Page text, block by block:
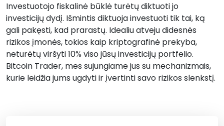
Investuotojo fiskalinė būklė turėtų diktuoti jo
investicijų dydį. Išmintis diktuoja investuoti tik tai, ką
gali pakęsti, kad prarastų. Idealiu atveju didesnės
rizikos įmonės, tokios kaip kriptografinė prekyba,
neturėtų viršyti 10% viso jūsų investicijų portfelio.
Bitcoin Trader, mes sujungiame jus su mechanizmais,
kurie leidžia jums ugdyti ir įvertinti savo rizikos slenkstį.